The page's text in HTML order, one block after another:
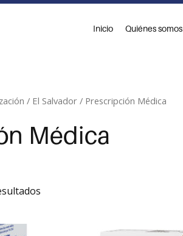
Inicio Quiénes somos
/ El Salvador / Prescripción Médica
Médica